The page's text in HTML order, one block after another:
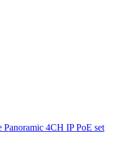
4CH IP PoE set